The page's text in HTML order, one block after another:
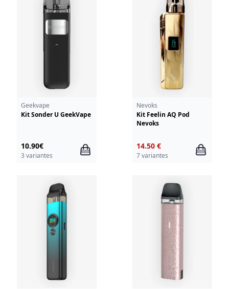
Geekvape
Kit Sonder U GeekVape
10.90€
3 variantes
Nevoks
Kit Feelin AQ Pod
Nevoks
14.50 €
7 variantes